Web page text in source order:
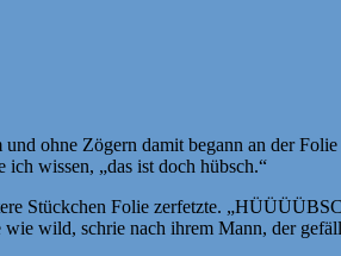
ohne Zögern damit begann an der
wissen, „das ist doch hübsch.“
Stückchen Folie zerfetzte.
wild, schrie nach ihrem Mann, der